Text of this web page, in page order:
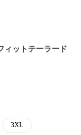
ィットテーラード
3XL